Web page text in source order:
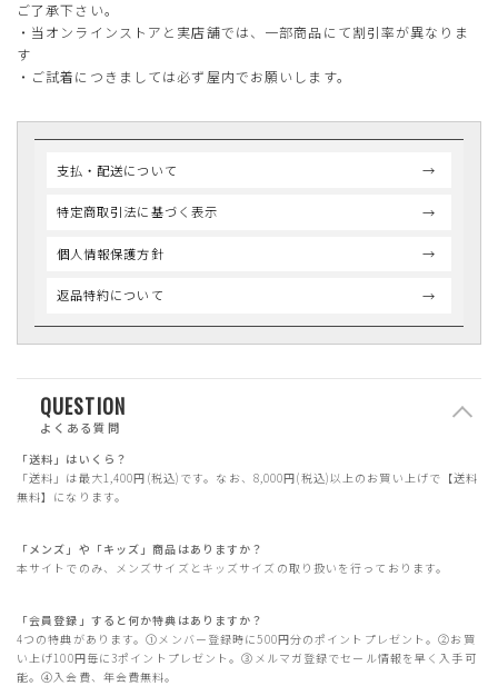
ご了承下さい。
・当オンラインストアと実店舗では、一部商品にて割引率が異なりま
す
・ご試着につきましては必ず屋内でお願いします。
支払・配送について
特定商取引法に基づく表示
個人情報保護方針
返品特約について
QUESTION
よくある質問
「送料」はいくら？
「送料」は最大1,400円(税込)です。なお、8,000円(税込)以上のお買い上げで【送料
無料】になります。
「メンズ」や「キッズ」商品はありますか？
本サイトでのみ、メンズサイズとキッズサイズの取り扱いを行っております。
「会員登録」すると何か特典はありますか？
4つの特典があります。①メンバー登録時に500円分のポイントプレゼント。②お買
い上げ100円毎に3ポイントプレゼント。③メルマガ登録でセール情報を早く入手可
能。④入会費、年会費無料。